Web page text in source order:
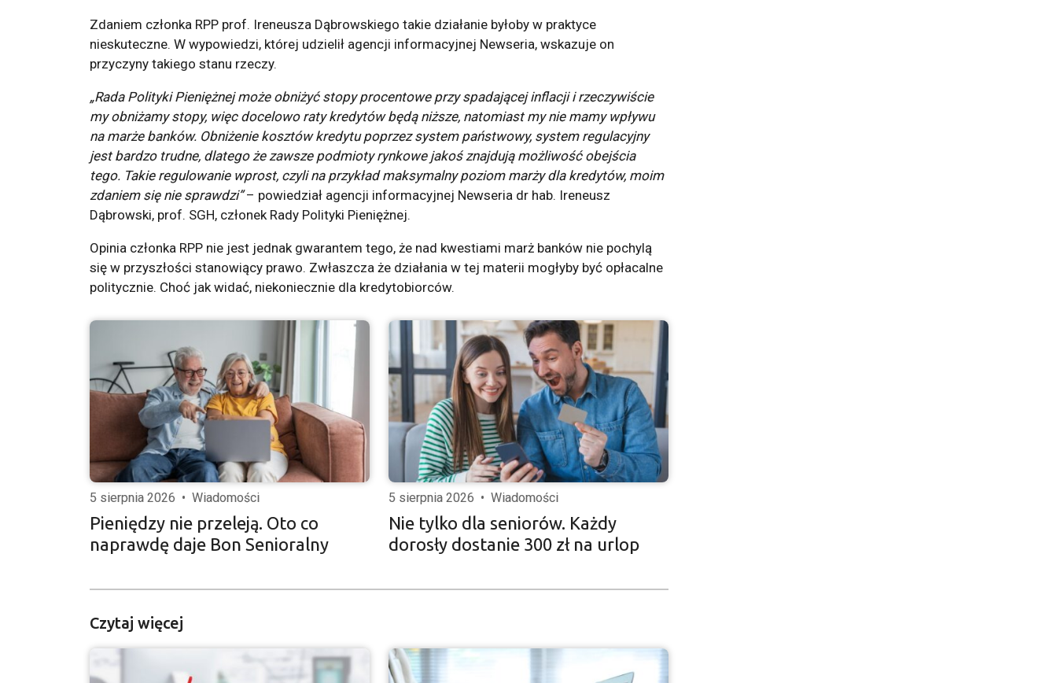
Zdaniem członka RPP prof. Ireneusza Dąbrowskiego takie działanie byłoby w praktyce
nieskuteczne. W wypowiedzi, której udzielił agencji informacyjnej Newseria, wskazuje on
przyczyny takiego stanu rzeczy.
„Rada Polityki Pieniężnej może obniżyć stopy procentowe przy spadającej inflacji i rzeczywiście
my obniżamy stopy, więc docelowo raty kredytów będą niższe, natomiast my nie mamy wpływu
na marże banków. Obniżenie kosztów kredytu poprzez system państwowy, system regulacyjny
jest bardzo trudne, dlatego że zawsze podmioty rynkowe jakoś znajdują możliwość obejścia
tego. Takie regulowanie wprost, czyli na przykład maksymalny poziom marży dla kredytów, moim
zdaniem się nie sprawdzi”– powiedział agencji informacyjnej Newseria dr hab. Ireneusz
Dąbrowski, prof. SGH, członek Rady Polityki Pieniężnej.
Opinia członka RPP nie jest jednak gwarantem tego, że nad kwestiami marż banków nie pochylą
się w przyszłości stanowiący prawo. Zwłaszcza że działania w tej materii mogłyby być opłacalne
politycznie. Choć jak widać, niekoniecznie dla kredytobiorców.
5 sierpnia 2026 • Wiadomości
Pieniędzy nie przeleją. Oto co
naprawdę daje Bon Senioralny
5 sierpnia 2026 • Wiadomości
Nie tylko dla seniorów. Każdy
dorosły dostanie 300 zł na urlop
Czytaj więcej